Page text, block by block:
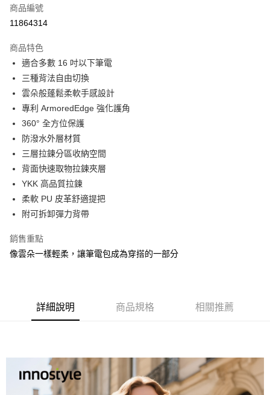
1.本服務由台灣大哥大提供，台灣大哥大用戶可立即使用無須另外申請。
2.付款方式選擇「大哥付你分期」，訂單成立後會自動跳轉到大哥付的交易
3.實際核准額度、可分期數及費用金額請依後續交易確認頁面所載為準。
4.訂單成立30分鐘內，如未前往確認交易或遇審核未通過，訂單將自動取
消。如遇「轉專審核」未通過狀況，表示未達大哥付你分期系統評分，恕無
法說明評估內容。
【繳款方式說明】
1.分期款項不併入電信帳單，「大哥付你分期」於每月結算日後寄送繳費提
2.透過簡訊連結打開帳單後，可選擇「超商條碼／台灣大直營門市／銀行轉
帳／街口支付／iPASS MONEY」等通路繳費。
【注意事項】
1.本服務係由「台灣大哥大股份有限公司」（以下簡稱本公司）所提供，讓
用戶於交易時，得透過本服務購買商品或服務，並由商店將買賣／分期付款
2.基於同意付款使用「大哥付你分期」之契約關係目的，商店將以您的個人
資料（包含姓名、電話或地址）提供予台灣大哥大進項蒐集、處理及利用，
3.完整用戶服務條款，請詳閱以下連結：
ATM付款
貨到付款
運送方式
宅配物流
每筆NT$80，滿NT$490(含以上)免運費
每筆NT$100，滿NT$1,500(含以上)免運費
付款後門市自取
免運費
貨到付款
每筆NT$80，滿NT$1,000(含以上)免運費
商品編號
11864314
商品特色
適合多數 16 吋以下筆電
三種背法自由切換
雲朵般蓬鬆柔軟手感設計
專利 ArmoredEdge 強化護角
360° 全方位保護
防潑水外層材質
三層拉鍊分區收納空間
背面快速取物拉鍊夾層
YKK 高品質拉鍊
柔軟 PU 皮革舒適提把
附可拆卸彈力背帶
銷售重點
像雲朵一樣輕柔，讓筆電包成為穿搭的一部分
詳細說明 商品規格 相關推薦